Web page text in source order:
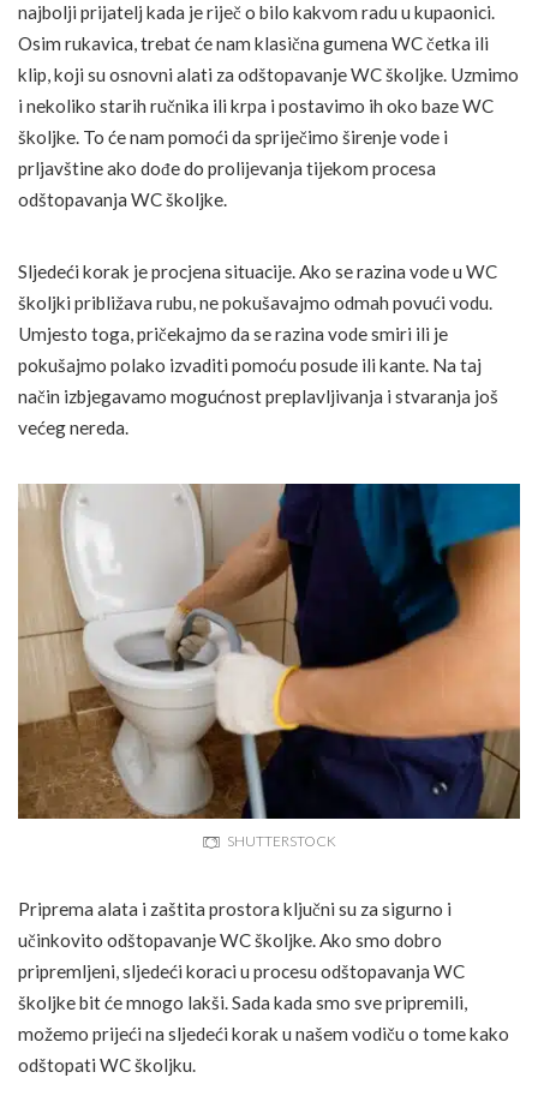
najbolji prijatelj kada je riječ o bilo kakvom radu u kupaonici.
Osim rukavica, trebat će nam klasična gumena WC četka ili
klip, koji su osnovni alati za odštopavanje WC školjke. Uzmimo
i nekoliko starih ručnika ili krpa i postavimo ih oko baze WC
školjke. To će nam pomoći da spriječimo širenje vode i
prljavštine ako dođe do prolijevanja tijekom procesa
odštopavanja WC školjke.
Sljedeći korak je procjena situacije. Ako se razina vode u WC
školjki približava rubu, ne pokušavajmo odmah povući vodu.
Umjesto toga, pričekajmo da se razina vode smiri ili je
pokušajmo polako izvaditi pomoću posude ili kante. Na taj
način izbjegavamo mogućnost preplavljivanja i stvaranja još
većeg nereda.
SHUTTERSTOCK
Priprema alata i zaštita prostora ključni su za sigurno i
učinkovito odštopavanje WC školjke. Ako smo dobro
pripremljeni, sljedeći koraci u procesu odštopavanja WC
školjke bit će mnogo lakši. Sada kada smo sve pripremili,
možemo prijeći na sljedeći korak u našem vodiču o tome kako
odštopati WC školjku.